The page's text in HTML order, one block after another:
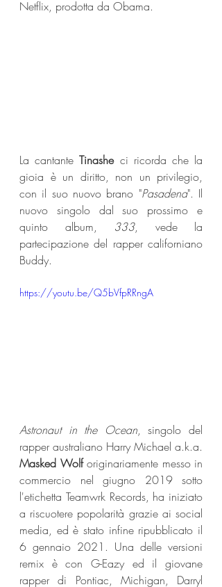
Netflix, prodotta da Obama.
La cantante Tinashe ci ricorda che la
gioia è un diritto, non un privilegio,
con il suo nuovo brano "Pasadena". Il
nuovo singolo dal suo prossimo e
quinto album, 333, vede la
partecipazione del rapper californiano
Buddy.
https://youtu.be/Q5bVfpRRngA
Astronaut in the Ocean, singolo del
Masked Wolf originariamente messo in
commercio nel giugno 2019 sotto
l'etichetta Teamwrk Records, ha iniziato
a riscuotere popolarità grazie ai social
media, ed è stato infine ripubblicato il
6 gennaio 2021. Una delle versioni
remix è con G-Eazy ed il giovane
rapper di Pontiac, Michigan, Darryl